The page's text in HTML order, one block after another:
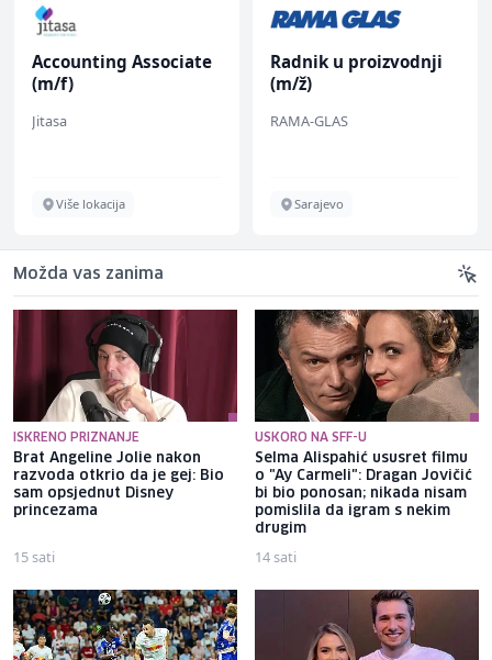
Accounting Associate
(m/f)
Jitasa
Više lokacija
Radnik u proizvodnji
(m/ž)
RAMA-GLAS
Sarajevo
Možda vas zanima
ISKRENO PRIZNANJE
Brat Angeline Jolie nakon
razvoda otkrio da je gej: Bio
sam opsjednut Disney
princezama
15 sati
USKORO NA SFF-U
Selma Alispahić ususret filmu
o "Ay Carmeli": Dragan Jovičić
bi bio ponosan; nikada nisam
pomislila da igram s nekim
drugim
14 sati